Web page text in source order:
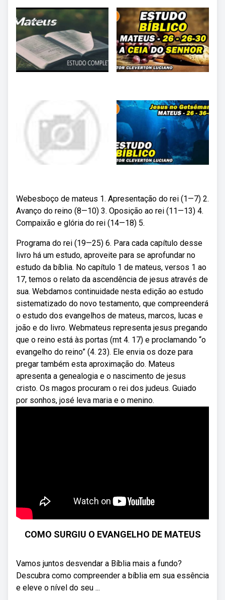
Webesboço de mateus 1. Apresentação do rei (1—7) 2.
Avanço do reino (8—10) 3. Oposição ao rei (11—13) 4.
Compaixão e glória do rei (14—18) 5.
Programa do rei (19—25) 6. Para cada capítulo desse
livro há um estudo, aproveite para se aprofundar no
estudo da bíblia. No capítulo 1 de mateus, versos 1 ao
17, temos o relato da ascendência de jesus através de
sua. Webdamos continuidade nesta edição ao estudo
sistematizado do novo testamento, que compreenderá
o estudo dos evangelhos de mateus, marcos, lucas e
joão e do livro. Webmateus representa jesus pregando
que o reino está às portas (mt 4. 17) e proclamando “o
evangelho do reino” (4. 23). Ele envia os doze para
pregar também esta aproximação do. Mateus
apresenta a genealogia e o nascimento de jesus
cristo. Os magos procuram o rei dos judeus. Guiado
por sonhos, josé leva maria e o menino.
COMO SURGIU O EVANGELHO DE MATEUS
Vamos juntos desvendar a Bíblia mais a fundo?
Descubra como compreender a bíblia em sua essência
e eleve o nível do seu ...